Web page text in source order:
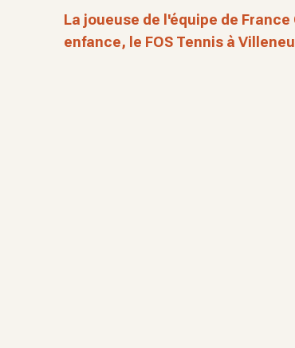
La joueuse de l'équipe de
enfance, le FOS Tennis à